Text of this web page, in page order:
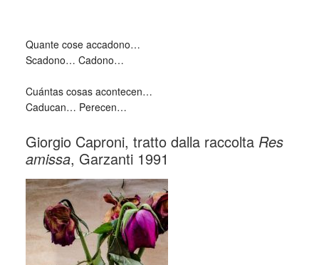
Quante cose accadono…
Scadono… Cadono…
Cuántas cosas acontecen…
Caducan… Perecen…
Giorgio Caproni, tratto dalla raccolta Res
amissa, Garzanti 1991